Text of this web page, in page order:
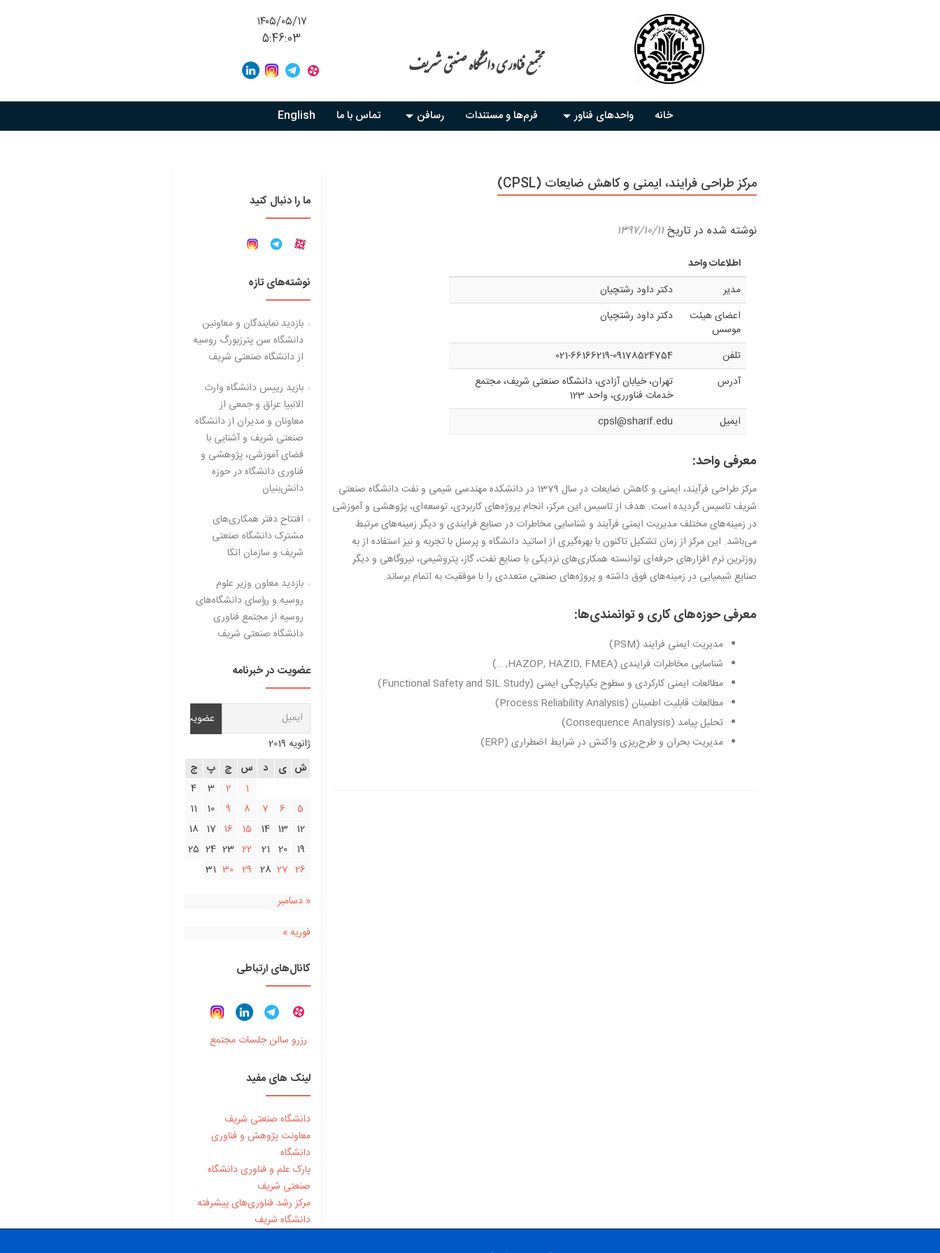
مجتمع فناوری دانشگاه صنعتی شریف
۱۴۰۵/۰۵/۱۷
5:46:03
خانه واحدهای فناور فرم‌ها و مستندات رسافن تماس با ما English
مرکز طراحی فرایند، ایمنی و کاهش ضایعات (CPSL)
نوشته شده در تاریخ۱۳۹۷/۱۰/۱۱
اطلاعات واحد
مدیر
دکتر داود رشتچیان
اعضای هیئت
موسس
دکتر داود رشتچیان
تلفن
021-66166219-09178524754
آدرس
تهران، خیابان آزادی، دانشگاه صنعتی شریف، مجتمع
خدمات فناورری، واحد 123
ایمیل
cpsl@sharif.edu
معرفی واحد:
مركز طراحی فرآیند، ایمنی و کاهش ضایعات در سال 1379 در دانشكده مهندسی شیمی و نفت دانشگاه صنعتی
شریف تاسیس گردیده است. هدف از تاسیس این مركز، انجام پروژه‌های کاربردی، توسعه‌ای، پژوهشی و آموزشی
در زمینه‌های مختلف مدیریت ایمنی فرآیند و شناسایی مخاطرات در صنایع فرایندی و دیگر زمینه‌های مرتبط
می‌باشد. این مرکز از زمان تشكیل تاكنون با بهره‌گیری از اساتید دانشگاه و پرسنل با تجربه و نیز استفاده از به
روزترین نرم افزارهای حرفه‌ای توانسته همكاری‌های نزدیكی با صنایع نفت، گاز، پتروشیمی، نیروگاهی و دیگر
صنایع شیمیایی در زمینه‌های فوق داشته و پروژه‌های صنعتی متعددی را با موفقیت به اتمام برساند.
معرفی حوزه‌های کاری و توانمندی‌ها:
مدیریت ایمنی فرایند (PSM)
شناسایی مخاطرات فرایندی (HAZOP, HAZID, FMEA, …)
مطالعات ایمنی کارکردی و سطوح یکپارچگی ایمنی (Functional Safety and SIL Study)
مطالعات قابلیت اطمینان (Process Reliability Analysis)
تحلیل پیامد (Consequence Analysis)
مدیریت بحران و طرح‌ریزی واکنش در شرایط اضطراری (ERP)
ما را دنبال کنید
نوشته‌های تازه
بازدید نمایندگان و معاونین
دانشگاه سن پترزبورگ روسیه
از دانشگاه صنعتی شریف
بازید رییس دانشگاه وارث
الانبیا عراق و جمعی از
معاونان و مدیران از دانشگاه
صنعتی شریف و آشنایی با
فضای آموزشی، پژوهشی و
فناوری دانشگاه در حوزه
دانش‌بنیان
افتتاح دفتر همکاری‌های
مشترک دانشگاه صنعتی
شریف و سازمان اتکا
بازدید معاون وزیر علوم
روسیه و رؤسای دانشگاه‌های
روسیه از مجتمع فناوری
دانشگاه صنعتی شریف
عضویت در خبرنامه
ژانویه 2019
ش ی د س چ پ ج
1
2
3
4
5
6
7
8
9
10
11
12
13
14
15
16
17
18
19
20
21
22
23
24
25
26
27
28
29
30
31
« دسامبر
فوریه »
کانال‌های ارتباطی
رزرو سالن جلسات مجتمع
لینک های مفید
دانشگاه صنعتی شریف
معاونت پژوهش و فناوری
دانشگاه
پارک علم و فناوری دانشگاه
صنعتی شریف
مرکز رشد فناوری‌های پیشرفته
دانشگاه شریف